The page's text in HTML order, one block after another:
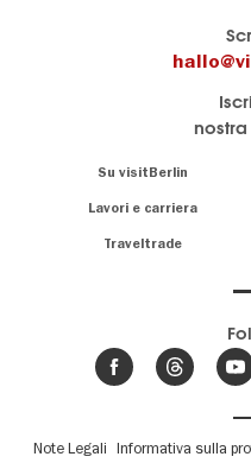
nostra
Su visitBerlin
Lavori e carriera
Traveltrade
Berlino e siamo
lì per te.
offerte di
viaggio,
su
Fußbereichsmenü
Note Legali Informativa sulla